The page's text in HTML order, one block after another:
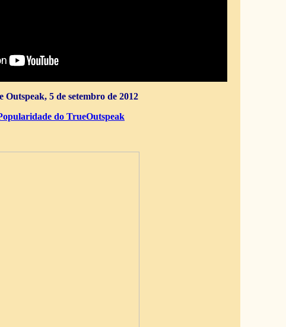
Outspeak, 5 de setembro de 2012
do TrueOutspeak